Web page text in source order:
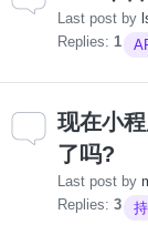
Last post by
Replies: 1
现在小
了吗?
Last post by
Replies: 3